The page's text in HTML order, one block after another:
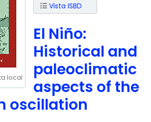
local
Vista ISBD
El Niño:
Historical and
paleoclimatic
aspects of the
oscillation